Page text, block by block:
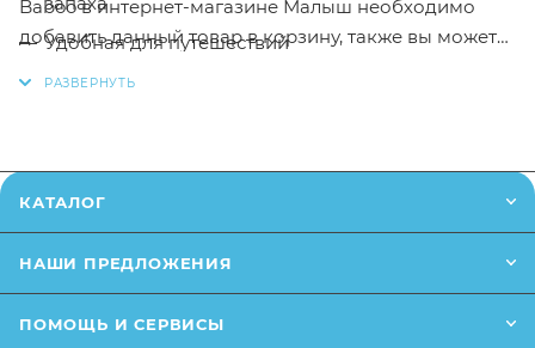
Удобная для путешествий
Благодаря плотному прилеганию крышки
сохраняя ее гигиеничность и чистоту
Baboo в интернет-магазине Малыш необходимо
добавить данный товар в корзину, также вы можете
сайте (например, оттенки цветов, незначительные
влияющие на основные потребительские свойства
свойства и иные существенные элементы товара и
КАТАЛОГ
НАШИ ПРЕДЛОЖЕНИЯ
ПОМОЩЬ И СЕРВИСЫ